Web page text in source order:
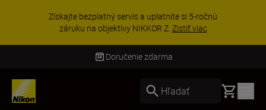
Získajte bezplatný servis a uplatnite si 5-ročnú
záruku na objektívy NIKKOR Z. Zistiť viac
Doručenie zdarma
Hľadať Basket